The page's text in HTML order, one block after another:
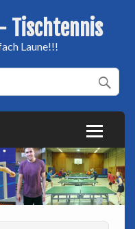
Tischtennis
Laune!!!